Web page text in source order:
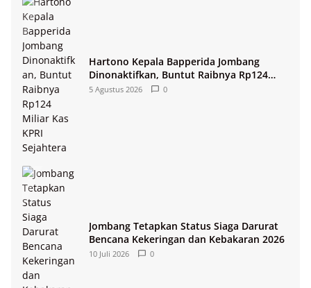
Hartono Kepala Bapperida Jombang
Dinonaktifkan, Buntut Raibnya Rp124
Miliar Kas KPRI Sejahtera
5 Agustus 2026 0
Jombang Tetapkan Status Siaga Darurat
Bencana Kekeringan dan Kebakaran 2026
10 Juli 2026 0